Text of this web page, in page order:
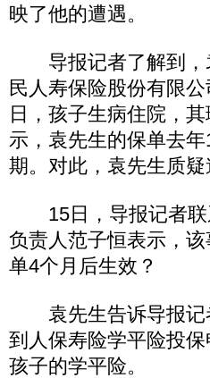
映了他的遭遇。
导报记者了解到，
民人寿保险股份有限
日，孩子生病住院，
示，袁先生的保单去
期。对此，袁先生质
15日，导报记者联
负责人范子恒表示，
单4个月后生效？
袁先生告诉导报记
到人保寿险学平险投
孩子的学平险。